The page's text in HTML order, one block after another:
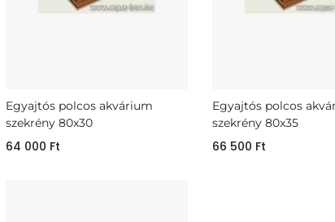
Egyajtós polcos akvárium
szekrény 80x30
64 000 Ft
Egyajtós polcos
szekrény 80x35
66 500 Ft